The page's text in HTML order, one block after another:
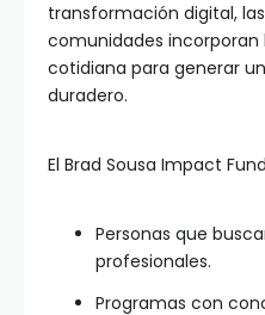
transformación digital,
comunidades
cotidiana para generar
duradero.
El Brad Sousa Impact
Personas que
profesionales.
Programas con